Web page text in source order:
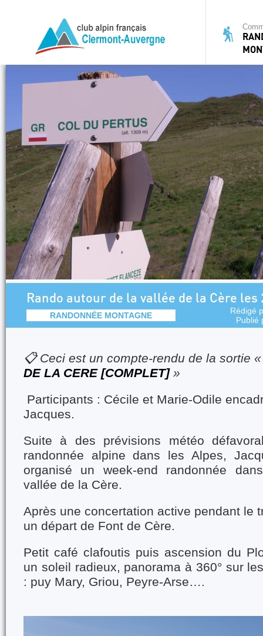
Rando autour de la vallée de la Cère les
RANDONNÉE MONTAGNE
Rédigé
Publié
📋 Ceci est un compte-rendu de la sortie
DE LA CERE [COMPLET] »
Participants : Cécile et Marie-Odile
Jacques.
Suite à des prévisions météo
randonnée alpine dans les Alpes,
organisé un week-end randonnée
vallée de la Cère.
Après une concertation active pendant le
un départ de Font de Cère.
Petit café clafoutis puis ascension du
un soleil radieux, panorama à 360° sur
: puy Mary, Griou, Peyre-Arse….